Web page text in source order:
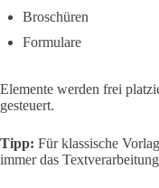
Broschüren
Formulare
Elemente werden frei
gesteuert.
Tipp: Für klassische
immer das